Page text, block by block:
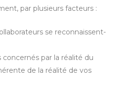
par plusieurs facteurs :
se reconnaissent-
par la réalité du
de la réalité de vos